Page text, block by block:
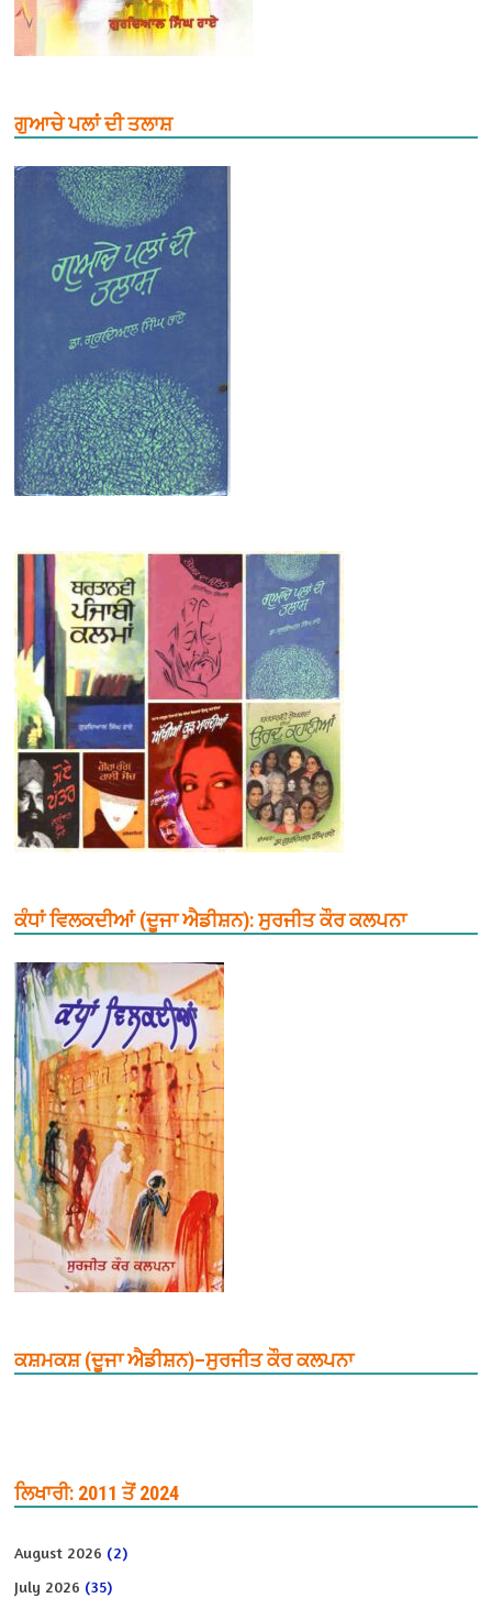
ਗੁਆਚੇ ਪਲਾਂ ਦੀ ਤਲਾਸ਼
ਕੰਧਾਂ ਵਿਲਕਦੀਆਂ (ਦੂਜਾ ਐਡੀਸ਼ਨ): ਸੁਰਜੀਤ ਕੌਰ ਕਲਪਨਾ
ਕਸ਼ਮਕਸ਼ (ਦੂਜਾ ਐਡੀਸ਼ਨ)–ਸੁਰਜੀਤ ਕੌਰ ਕਲਪਨਾ
ਲਿਖਾਰੀ: 2011 ਤੋਂ 2024
August 2026 (2)
July 2026 (35)